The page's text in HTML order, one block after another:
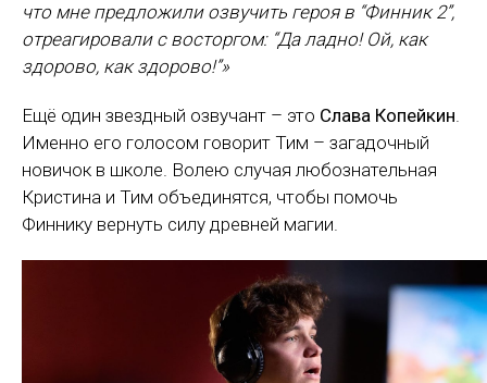
что мне предложили озвучить героя в “Финник 2”,
отреагировали с восторгом: “Да ладно! Ой, как
здорово, как здорово!”»
Ещё один звездный озвучант – это Слава Копейкин.
Именно его голосом говорит Тим – загадочный
новичок в школе. Волею случая любознательная
Кристина и Тим объединятся, чтобы помочь
Финнику вернуть силу древней магии.